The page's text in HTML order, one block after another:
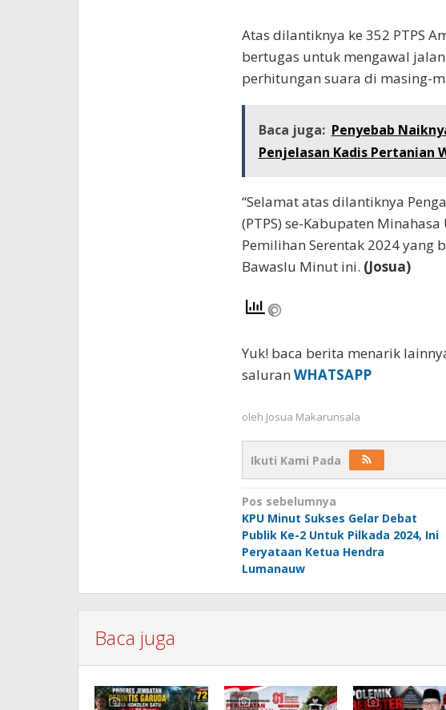
Atas dilantiknya ke 352 PTPS
bertugas untuk mengawal
perhitungan suara di masing-
Baca juga: Penyebab
Penjelasan Kadis Pertanian
“Selamat atas dilantiknya
(PTPS) se-Kabupaten
Pemilihan Serentak 2024 yang
Bawaslu Minut ini. (Josua)
Yuk! baca berita menarik
saluran WHATSAPP
oleh Josua Makarunsala
Ikuti Kami Pada
Navigasi
pos
Pos sebelumnya
KPU Minut Sukses Gelar Debat
Publik Ke-2 Untuk Pilkada 2024, Ini
Peryataan Ketua Hendra
Lumanauw
Baca juga